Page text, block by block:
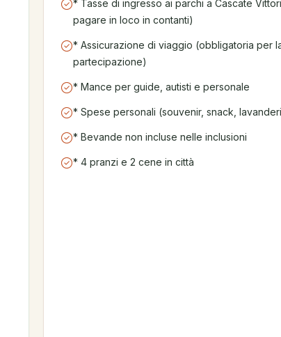
* Tasse di ingresso ai parchi a Cascate
pagare in loco in contanti)
* Assicurazione di viaggio (obbligatoria per
partecipazione)
* Mance per guide, autisti e personale
* Spese personali (souvenir, snack,
* Bevande non incluse nelle inclusioni
* 4 pranzi e 2 cene in città